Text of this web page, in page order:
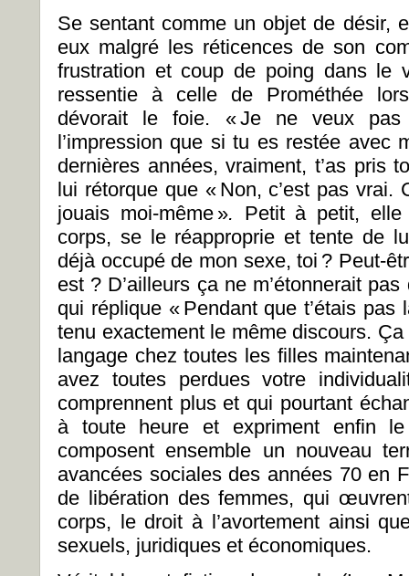
Se sentant comme un objet de désir,
eux malgré les réticences de son
frustration et coup de poing dans le
ressentie à celle de Prométhée
dévorait le foie. « Je ne veux
l’impression que si tu es restée avec
dernières années, vraiment, t’as pris
lui rétorque que « Non, c’est pas vrai.
jouais moi-même ». Petit à petit, elle
corps, se le réapproprie et tente de
déjà occupé de mon sexe, toi ? Peut-
est ? D’ailleurs ça ne m’étonnerait
qui réplique « Pendant que t’étais pas
tenu exactement le même discours. Ça
langage chez toutes les filles
avez toutes perdues votre
comprennent plus et qui pourtant
à toute heure et expriment enfin
composent ensemble un nouveau
avancées sociales des années 70 en
de libération des femmes, qui
corps, le droit à l’avortement ainsi
sexuels, juridiques et économiques.